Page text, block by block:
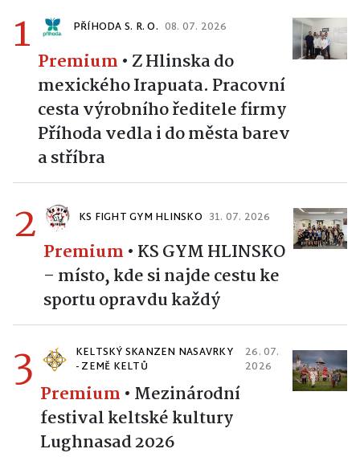
1 PŘÍHODA S. R. O. 08. 07. 2026
Premium • Z Hlinska do
mexického Irapuata. Pracovní
cesta výrobního ředitele firmy
Příhoda vedla i do města barev
a stříbra
2 KS FIGHT GYM HLINSKO 31. 07. 2026
Premium • KS GYM HLINSKO
– místo, kde si najde cestu ke
sportu opravdu každý
3
KELTSKÝ SKANZEN NASAVRKY
- ZEMĚ KELTŮ
26. 07.
2026
Premium • Mezinárodní
festival keltské kultury
Lughnasad 2026